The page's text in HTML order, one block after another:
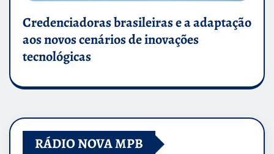
Credenciadoras brasileiras e a adaptação
aos novos cenários de inovações
tecnológicas
RÁDIO NOVA MPB